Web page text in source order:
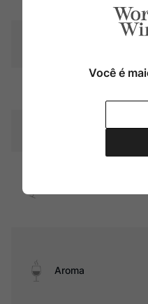
Graduação Alcóoli
Temperatura
Aroma
Você é